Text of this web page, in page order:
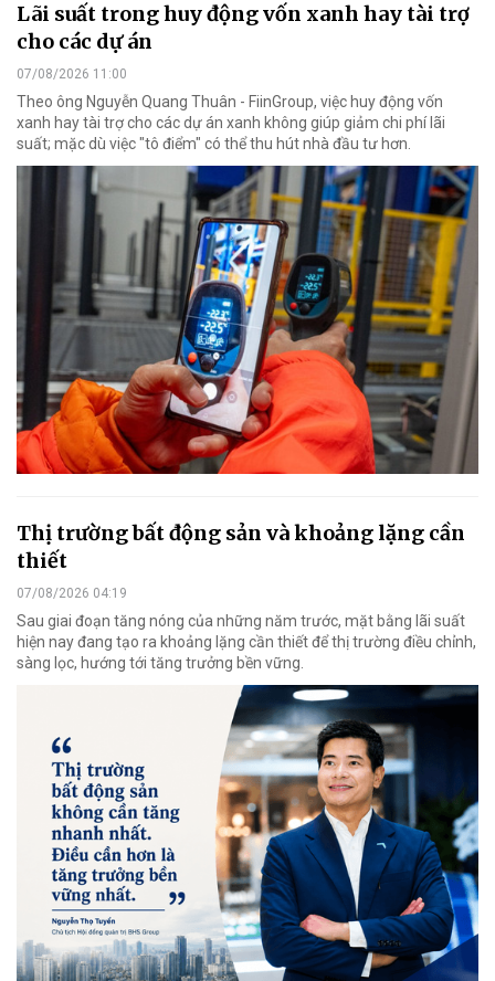
Lãi suất trong huy động vốn xanh hay tài trợ
cho các dự án
07/08/2026 11:00
Theo ông Nguyễn Quang Thuân - FiinGroup, việc huy động vốn
xanh hay tài trợ cho các dự án xanh không giúp giảm chi phí lãi
suất; mặc dù việc "tô điểm" có thể thu hút nhà đầu tư hơn.
Thị trường bất động sản và khoảng lặng cần
thiết
07/08/2026 04:19
Sau giai đoạn tăng nóng của những năm trước, mặt bằng lãi suất
hiện nay đang tạo ra khoảng lặng cần thiết để thị trường điều chỉnh,
sàng lọc, hướng tới tăng trưởng bền vững.